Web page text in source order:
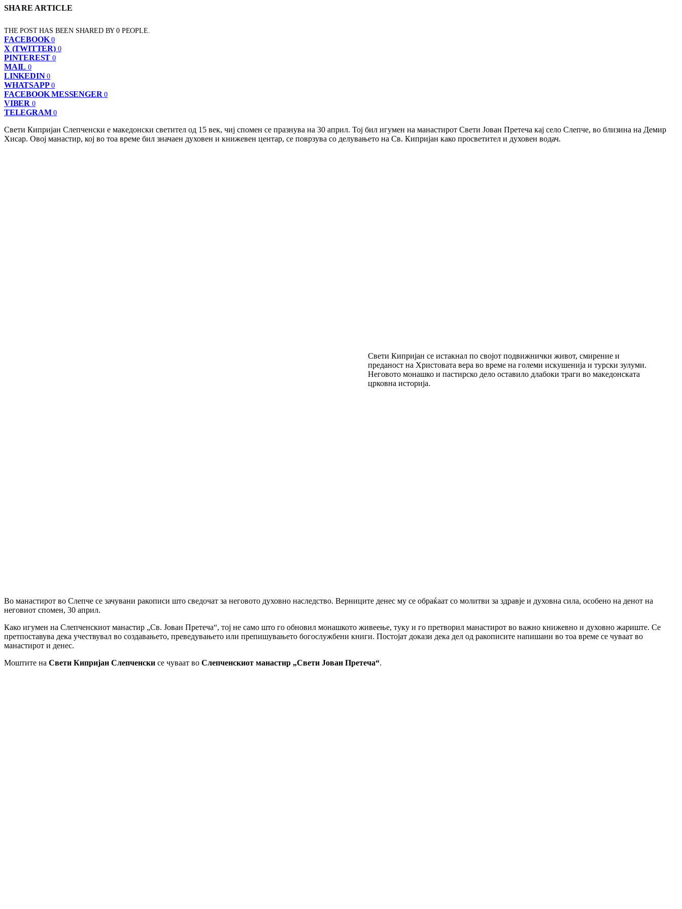
SHARE ARTICLE
THE POST HAS BEEN SHARED BY0 PEOPLE.
FACEBOOK 0
X (TWITTER) 0
PINTEREST 0
MAIL 0
LINKEDIN 0
WHATSAPP 0
FACEBOOK MESSENGER 0
VIBER 0
TELEGRAM 0
Свети Кипријан Слепченски е македонски светител од 15 век, чиј спомен се празнува на 30 април. Тој бил игумен на манастирот Свети Јован Претеча кај село Слепче, во близина на Демир
Хисар. Овој манастир, кој во тоа време бил значаен духовен и книжевен центар, се поврзува со делувањето на Св. Кипријан како просветител и духовен водач.
Свети Кипријан се истакнал по својот подвижнички живот, смирение и
преданост на Христовата вера во време на големи искушенија и турски зулуми.
Неговото монашко и пастирско дело оставило длабоки траги во македонската
црковна историја.
Во манастирот во Слепче се зачувани ракописи што сведочат за неговото духовно наследство. Верниците денес му се обраќаат со молитви за здравје и духовна сила, особено на денот на
неговиот спомен, 30 април.
Како игумен на Слепченскиот манастир „Св. Јован Претеча“, тој не само што го обновил монашкото живеење, туку и го претворил манастирот во важно книжевно и духовно жариште. Се
претпоставува дека учествувал во создавањето, преведувањето или препишувањето богослужбени книги. Постојат докази дека дел од ракописите напишани во тоа време се чуваат во
манастирот и денес.
Моштите на Свети Кипријан Слепченски се чуваат во Слепченскиот манастир „Свети Јован Претеча“.